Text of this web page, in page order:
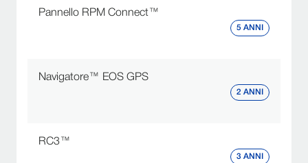
Pannello RPM Connect™
5 ANNI
Navigatore™ EOS GPS
2 ANNI
RC3™
3 ANNI